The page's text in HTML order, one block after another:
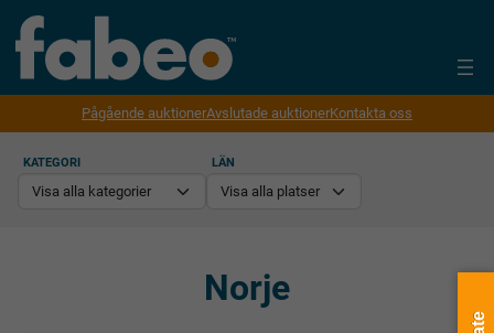
Pågående auktionerAvslutade auktionerKontakta oss
KATEGORI LÄN
Norje